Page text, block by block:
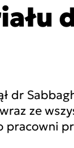
dr
ze
pracowni